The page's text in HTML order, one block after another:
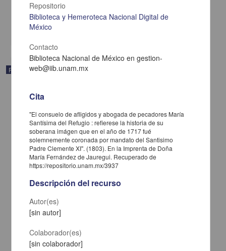
Multidisciplina
Publicación
Annali della tipografia fiorentina di Lorenzo Torrentino impressore
[sin autor] - Francesco Daddi
Repositorio
Biblioteca y Hemeroteca Nacional Digital de
México
Contacto
Biblioteca Nacional de México en gestion-
web@iib.unam.mx
Cita
"El consuelo de afligidos y abogada de pecadores María
Santísima del Refugio : refierese la historia de su
soberana imágen que en el año de 1717 fué
solemnemente coronada por mandato del Santisimo
Padre Clemente XI". (1803). En la Imprenta de Doña
María Fernández de Jauregui. Recuperado de
https://repositorio.unam.mx/3937
Descripción del recurso
Autor(es)
[sin autor]
Colaborador(es)
[sin colaborador]